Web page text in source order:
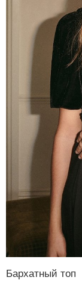
Бархатный топ